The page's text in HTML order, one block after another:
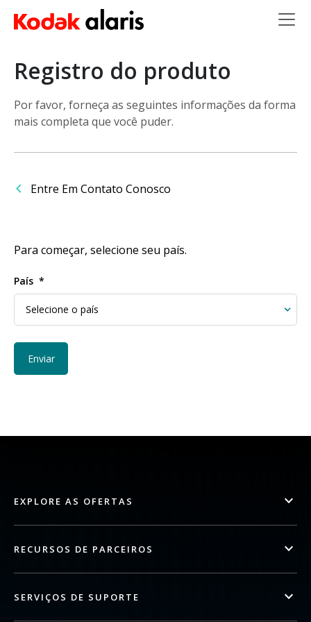
Skip to main content
Registro do produto
Por favor, forneça as seguintes informações da forma
mais completa que você puder.
Entre Em Contato Conosco
Para começar, selecione seu país.
País
EXPLORE AS OFERTAS
RECURSOS DE PARCEIROS
SERVIÇOS DE SUPORTE